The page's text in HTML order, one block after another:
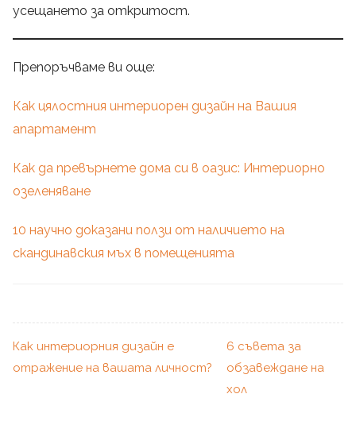
усещането за откритост.
Препоръчваме ви още:
Как цялостния интериорен дизайн на Вашия
апартамент
Как да превърнете дома си в оазис: Интериорно
озеленяване
10 научно доказани ползи от наличието на
скандинавския мъх в помещенията
Как интериорния дизайн е
отражение на вашата личност?
6 съвета за
обзавеждане на
хол